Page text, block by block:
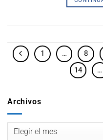
1 … 8
14
…
Archivos